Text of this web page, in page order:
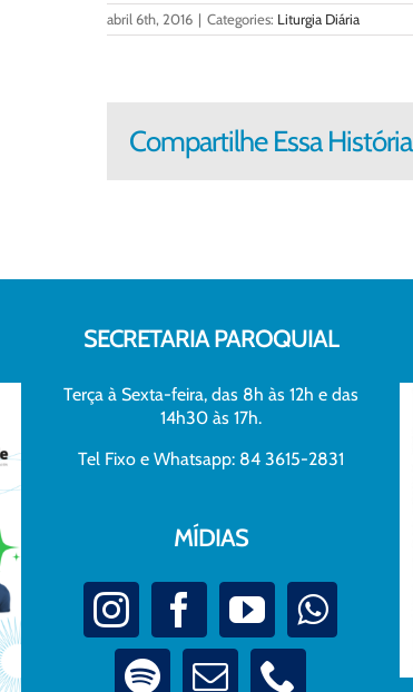
abril 6th, 2016 | Categories: Liturgia Diária
Compartilhe Essa História
SECRETARIA PAROQUIAL
Terça à Sexta-feira, das 8h às 12h e das
14h30 às 17h.
Tel Fixo e Whatsapp: 84 3615-2831
MÍDIAS